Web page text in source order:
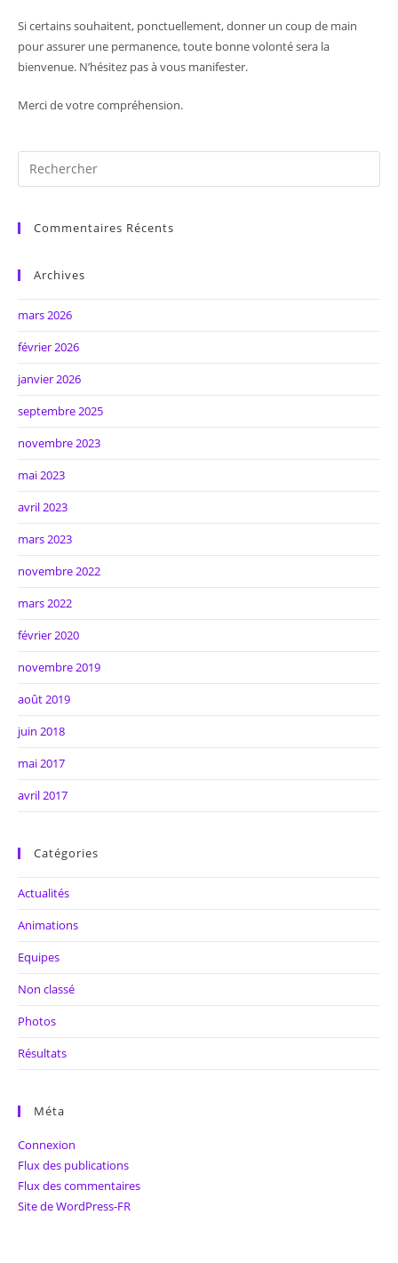
Si certains souhaitent, ponctuellement, donner un coup de main
pour assurer une permanence, toute bonne volonté sera la
bienvenue. N’hésitez pas à vous manifester.
Merci de votre compréhension.
Commentaires Récents
Archives
mars 2026
février 2026
janvier 2026
septembre 2025
novembre 2023
mai 2023
avril 2023
mars 2023
novembre 2022
mars 2022
février 2020
novembre 2019
août 2019
juin 2018
mai 2017
avril 2017
Catégories
Actualités
Animations
Equipes
Non classé
Photos
Résultats
Méta
Connexion
Flux des publications
Flux des commentaires
Site de WordPress-FR